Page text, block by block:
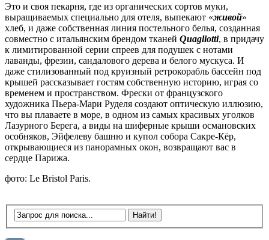
Это и своя пекарня, где из органических сортов муки,
выращиваемых специально для отеля, выпекают «живой»
хлеб, и даже собственная линия постельного белья, созданная
совместно с итальянским брендом тканей Quagliotti, в придачу
к лимитированной серии спреев для подушек с нотами
лаванды, фрезии, сандалового дерева и белого мускуса. И
даже стилизованный под круизный ретрокорабль бассейн под
крышей рассказывает гостям собственную историю, играя со
временем и пространством. Фрески от французского
художника Пьера-Мари Руделя создают оптическую иллюзию,
что вы плаваете в море, в одном из самых красивых уголков
Лазурного Берега, а виды на шиферные крыши османовских
особняков, Эйфелеву башню и купол собора Сакре-Кёр,
открывающиеся из панорамных окон, возвращают вас в
сердце Парижа.
фото: Le Bristol Paris.